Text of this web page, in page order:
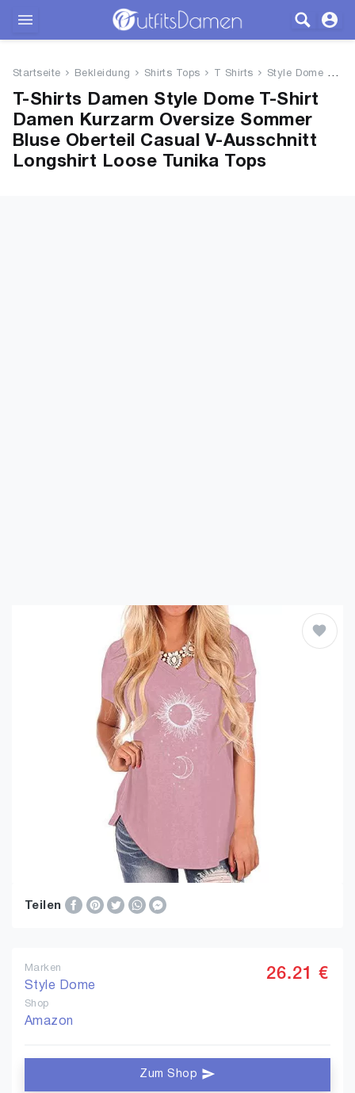
Bekleidung
Wäsche
Schuhe
Startseite Bekleidung Shirts Tops T Shirts Style Dome T-Shirt Damen Kurza...
T-Shirts Damen Style Dome T-Shirt
Damen Kurzarm Oversize Sommer
Bluse Oberteil Casual V-Ausschnitt
Longshirt Loose Tunika Tops
Teilen
Marken
Style Dome
Shop
Amazon
26.21 €
Zum Shop